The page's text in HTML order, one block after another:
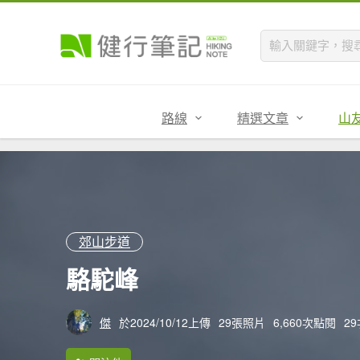
路線 精選文章 山
郊山步道
駱駝峰
傑 於2024/10/12上傳 29張照片 6,660次點閱 29